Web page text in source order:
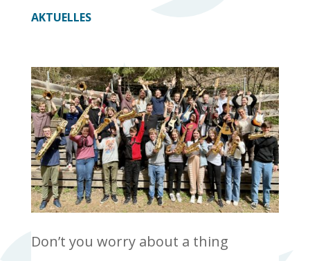
AKTUELLES
Don’t you worry about a thing